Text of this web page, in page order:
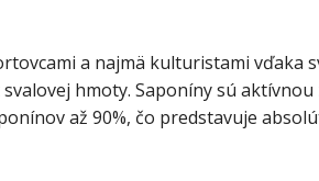
a najmä kulturistami vďaka
hmoty. Saponíny sú aktívnou
až 90%, čo predstavuje